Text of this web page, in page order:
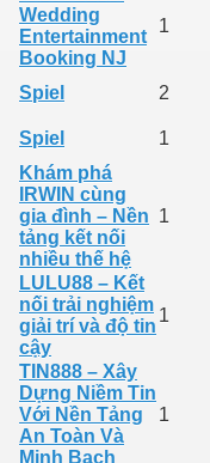
Wedding
Entertainment
Booking NJ
1
Spiel 2
Spiel
1
Khám phá
IRWIN cùng
gia đình – Nền
tảng kết nối
nhiều thế hệ
1
LULU88 – Kết
nối trải nghiệm
giải trí và độ tin
cậy
1
TIN888 – Xây
Dựng Niềm Tin
Với Nền Tảng
An Toàn Và
Minh Bạch
1